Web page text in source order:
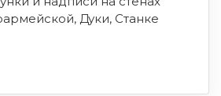
Дуки, Станке